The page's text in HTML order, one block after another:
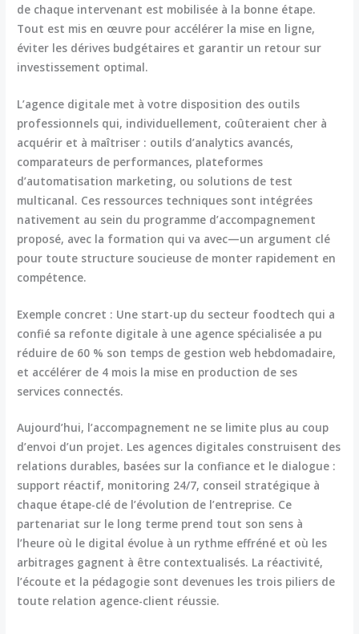
de chaque intervenant est mobilisée à la bonne étape.
Tout est mis en œuvre pour accélérer la mise en ligne,
éviter les dérives budgétaires et garantir un retour sur
investissement optimal.
L’agence digitale met à votre disposition des outils
professionnels qui, individuellement, coûteraient cher à
acquérir et à maîtriser : outils d’analytics avancés,
comparateurs de performances, plateformes
d’automatisation marketing, ou solutions de test
multicanal. Ces ressources techniques sont intégrées
nativement au sein du programme d’accompagnement
proposé, avec la formation qui va avec—un argument clé
pour toute structure soucieuse de monter rapidement en
compétence.
Exemple concret : Une start-up du secteur foodtech qui a
confié sa refonte digitale à une agence spécialisée a pu
réduire de 60 % son temps de gestion web hebdomadaire,
et accélérer de 4 mois la mise en production de ses
services connectés.
Aujourd’hui, l’accompagnement ne se limite plus au coup
d’envoi d’un projet. Les agences digitales construisent des
relations durables, basées sur la confiance et le dialogue :
support réactif, monitoring 24/7, conseil stratégique à
chaque étape-clé de l’évolution de l’entreprise. Ce
partenariat sur le long terme prend tout son sens à
l’heure où le digital évolue à un rythme effréné et où les
arbitrages gagnent à être contextualisés. La réactivité,
l’écoute et la pédagogie sont devenues les trois piliers de
toute relation agence-client réussie.